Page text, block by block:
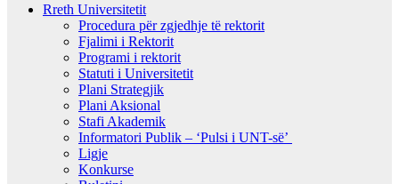
Rreth Universitetit
Procedura për zgjedhje të rektorit
Fjalimi i Rektorit
Programi i rektorit
Statuti i Universitetit
Plani Strategjik
Plani Aksional
Stafi Akademik
Informatori Publik – ‘Pulsi i UNT-së’
Ligje
Konkurse